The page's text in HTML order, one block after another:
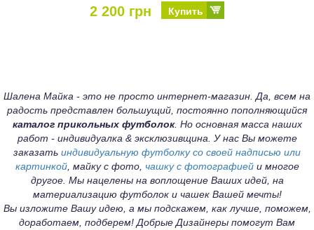
2 200 грн Купить
Шалена Майка - это не просто интернет-магазин. Да, всем на
радость представлен большущий, постоянно пополняющийся
каталог прикольных футболок. Но основная масса наших
работ - индивидуалка & эксклюзивщина. У нас Вы можете
заказать индивидуальную футболку со своей надписью или
картинкой, майку с фото, чашку с фотографиейи многое
другое. Мы нацелены на воплощение Ваших идей, на
материализацию футболок и чашек Вашей мечты!
Вы изложите Вашу идею, а мы подскажем, как лучше, поможем,
доработаем, подберем! Добрые Дизайнеры помогут Вам